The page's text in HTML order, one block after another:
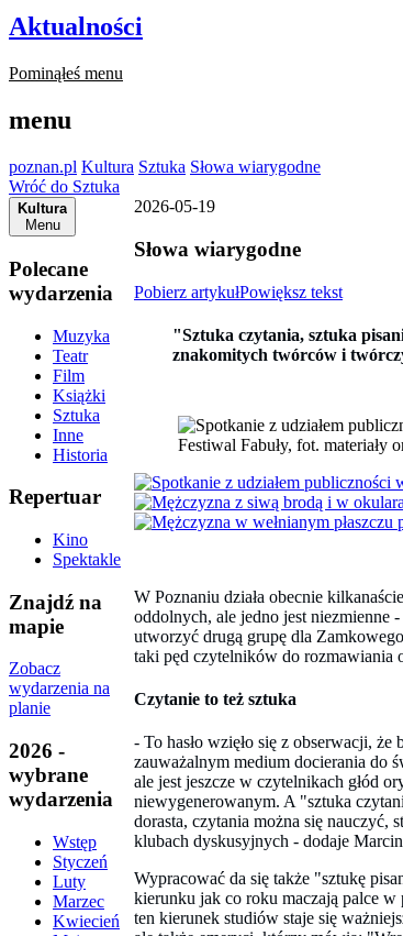
Aktualności
Pominąłeś menu
menu
poznan.pl Kultura Sztuka Słowa wiarygodne
Wróć do Sztuka
Kultura
Menu
Polecane
wydarzenia
Muzyka
Teatr
Film
Książki
Sztuka
Inne
Historia
Repertuar
Kino
Spektakle
Znajdź na
mapie
Zobacz
wydarzenia na
planie
2026 -
wybrane
wydarzenia
Wstęp
Styczeń
Luty
Marzec
Kwiecień
2026-05-19
Słowa wiarygodne
Pobierz artykułPowiększ tekst
"Sztuka czytania, sztuka
znakomitych twórców i
Festiwal Fabuły, fot. materiały
W Poznaniu działa obecnie
oddolnych, ale jedno jest niezmienne
utworzyć drugą grupę dla
taki pęd czytelników do rozmawiania
Czytanie to też sztuka
- To hasło wzięło się z obserwacji,
zauważalnym medium docierania do
ale jest jeszcze w czytelnikach głód
niewygenerowanym. A "sztuka
dorasta, czytania można się
klubach dyskusyjnych - dodaje
Wypracować da się także "sztukę
kierunku jak co roku maczają palce
ten kierunek studiów staje się